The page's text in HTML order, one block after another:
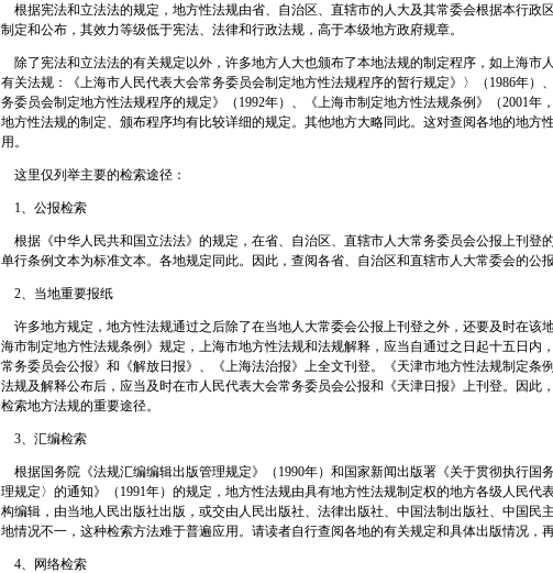
根据宪法和立法法的规定，地方性法规由省、自治区、直辖市的人大及其常委会根据本行政
制定和公布，其效力等级低于宪法、法律和行政法规，高于本级地方政府规章。
除了宪法和立法法的有关规定以外，许多地方人大也颁布了本地法规的制定程序，如上海市
有关法规：《上海市人民代表大会常务委员会制定地方性法规程序的暂行规定》〉（1986年）
务委员会制定地方性法规程序的规定》（1992年）、《上海市制定地方性法规条例》（2001年
地方性法规的制定、颁布程序均有比较详细的规定。其他地方大略同此。这对查阅各地的地方
用。
这里仅列举主要的检索途径：
1、公报检索
根据《中华人民共和国立法法》的规定，在省、自治区、直辖市人大常务委员会公报上刊登
单行条例文本为标准文本。各地规定同此。因此，查阅各省、自治区和直辖市人大常委会的公
2、当地重要报纸
许多地方规定，地方性法规通过之后除了在当地人大常委会公报上刊登之外，还要及时在该
海市制定地方性法规条例》规定，上海市地方性法规和法规解释，应当自通过之日起十五日内
常务委员会公报》和《解放日报》、《上海法治报》上全文刊登。《天津市地方性法规制定条
法规及解释公布后，应当及时在市人民代表大会常务委员会公报和《天津日报》上刊登。因此
检索地方法规的重要途径。
3、汇编检索
根据国务院《法规汇编编辑出版管理规定》（1990年）和国家新闻出版署《关于贯彻执行国
理规定〉的通知》（1991年）的规定，地方性法规由具有地方性法规制定权的地方各级人民代
构编辑，由当地人民出版社出版，或交由人民出版社、法律出版社、中国法制出版社、中国民
地情况不一，这种检索方法难于普遍应用。请读者自行查阅各地的有关规定和具体出版情况，再
4、网络检索